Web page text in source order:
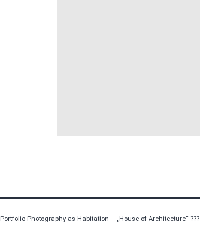
Portfolio Photography as Habitation – „House of Architecture“ ???